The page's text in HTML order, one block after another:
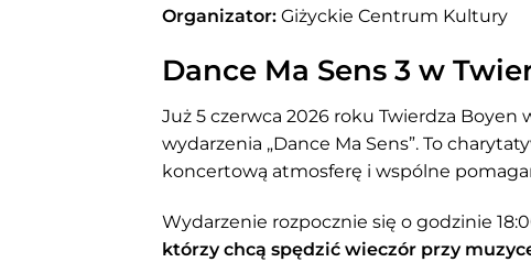
Organizator: Giżyckie Centrum Kultury
Dance Ma Sens 3 w
Już 5 czerwca 2026 roku Twierdza
wydarzenia „Dance Ma Sens”. To
koncertową atmosferę i wspólne
Wydarzenie rozpocznie się o godzinie
którzy chcą spędzić wieczór przy